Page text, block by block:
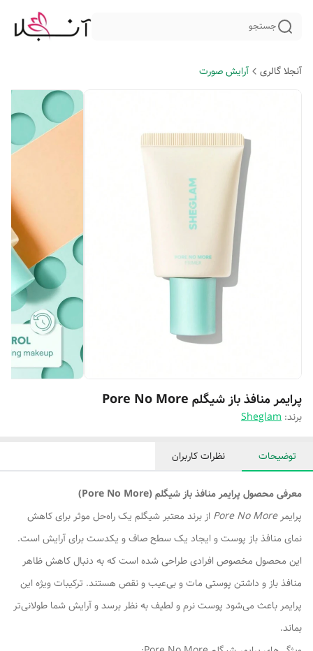
جستجو
آنجلا گالری آرایش صورت
پرایمر منافذ باز شیگلم Pore No More
برند: Sheglam
توضیحات نظرات کاربران
معرفی محصول پرایمر منافذ باز شیگلم (Pore No More)
پرایمرPore No More از برند معتبر شیگلم یک راه‌حل موثر برای کاهش
نمای منافذ باز پوست و ایجاد یک سطح صاف و یکدست برای آرایش است.
این محصول مخصوص افرادی طراحی شده است که به دنبال کاهش ظاهر
منافذ باز و داشتن پوستی مات و بی‌عیب و نقص هستند. ترکیبات ویژه این
پرایمر باعث می‌شود پوست نرم و لطیف به نظر برسد و آرایش شما طولانی‌تر
بماند.